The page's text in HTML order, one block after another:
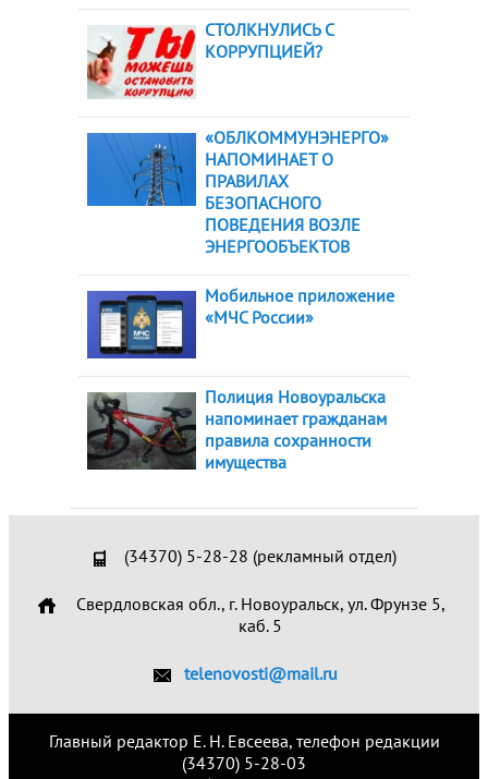
СТОЛКНУЛИСЬ С
КОРРУПЦИЕЙ?
«ОБЛКОММУНЭНЕРГО»
НАПОМИНАЕТ О
ПРАВИЛАХ
БЕЗОПАСНОГО
ПОВЕДЕНИЯ ВОЗЛЕ
ЭНЕРГООБЪЕКТОВ
Мобильное приложение
«МЧС России»
Полиция Новоуральска
напоминает гражданам
правила сохранности
имущества
(34370) 5-28-28 (рекламный отдел)
Свердловская обл., г. Новоуральск, ул. Фрунзе 5,
каб. 5
telenovosti@mail.ru
Главный редактор Е. Н. Евсеева, телефон редакции
(34370) 5-28-03